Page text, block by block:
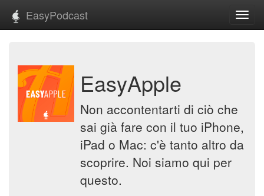
EasyPodcast
EasyApple
Non accontentarti di ciò che
sai già fare con il tuo iPhone,
iPad o Mac: c'è tanto altro da
scoprire. Noi siamo qui per
questo.